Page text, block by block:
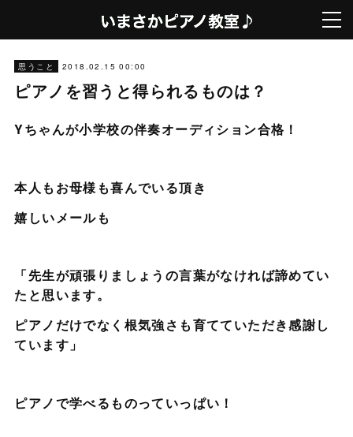
思うこと 2018.02.15 00:00
ピアノを習うと得られるものは？
Yちゃんが小学校の伴奏オーディション合格！
本人もお母様も喜んでいる頂き
嬉しいメールも
「先生が頑張りましょうの言葉がなければ諦めてい
たと思います。
ピアノだけでなく根気強さも育てていただき感謝し
ています」
ピアノで学べるものっていっぱい！